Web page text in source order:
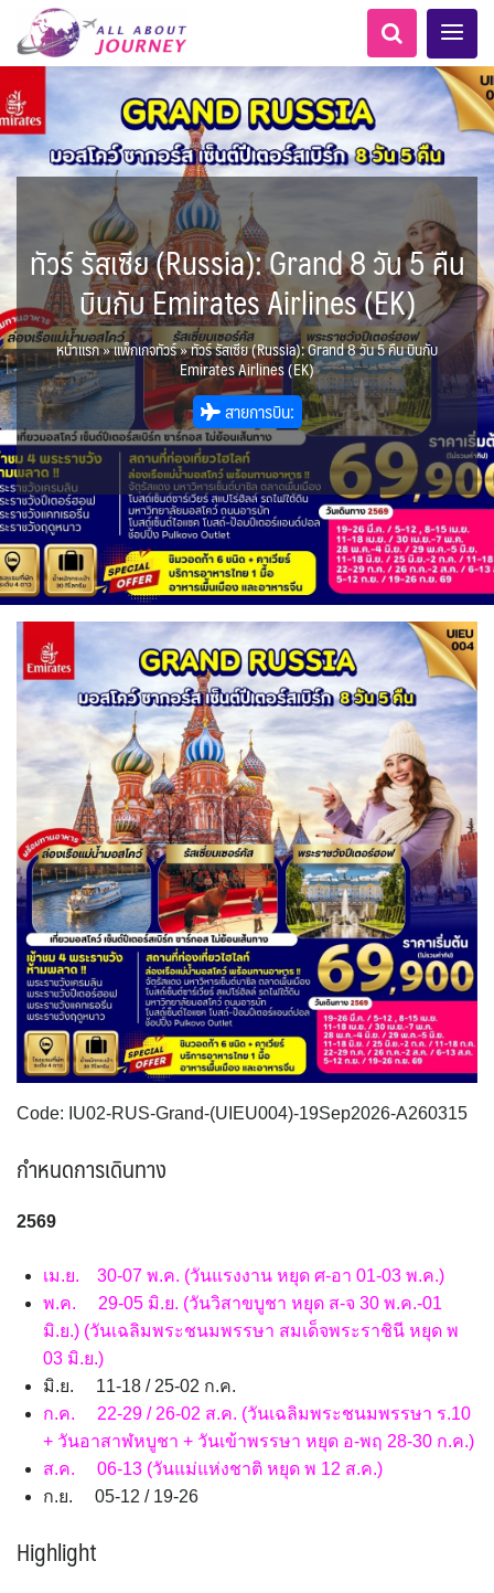
เอเชียกลาง 6 LKA ศรีลังกา 0
AFG อัฟกานิสถาน 0
LKA ศรีลังกา + BGD บังคลา
ศ
0
BTN ภูฏาน 2
BRN บรูไน 0
KHM กัมพูชา 0 จีน 283
HKG ฮ่องกง - มาเก๊า 10 IND อินเดีย 21
IDN อินโดนีเซีย 3 IRN อิหร่าน 0
IRQ อิรัก 0 ISR อิสราเอล 0
JPN ญี่ปุ่น 70 JOR จอร์แดน 4
KAZ คาซัคสถาน 19 KGZ คีร์กีซสถาน 4
KORS เกาหลีใต้ 2 LAO ลาว 0
LBN เลบานอน 0 MYS มาเลเซีย 0
MDV มัลดีฟส์ 0 MNG มองโกเลีย 2
MMR เมียนมาร์ 5 NPL เนปาล 0
OMN โอมาน 0 PAK ปากีสถาน 8
PHL ฟิลิปปินส์ 1 SAU ซาอุดิอาระเบีย 1
SGP สิงคโปร์ 4
SYR ซีเรีย 0 TWN ไต้หวัน 10
TJK ทาจิกิสถาน TKM เติร์กเมนิสถาน 1
ARE ดูไบ, UAE 0 UZB อุซเบกิสถาน 4
ตะวันออกกลาง 0 YEM เยเมน 0
VNM เวียดนาม 35
จอร์แดน - อียิปต์ 4
MNE มอนเตเนโกร 1 แอลเบเนีย - Albania 0
Balkan บอลข่าน 1
สวิตเซอร์แลนด์ เยอรมนี
ฝรั่งเศส
1
ล่าแสงเหนือ-ใต้ 11 Baltic บอลติก 4
ยุโรปตะวันออก 12 ยุโรปราคาถูก 1
ออสเตรีย - Austria 3
AZE อาเซอร์ไบจาน 2 BIH บอสเนีย & เฮอร์เซโกวีนา
1
BLR เบลารุส 0 BEL เบลเยี่ยม 0
HRV โครเอเชีย 3 CYP ไซปรัส 0
CZE เช็ก 0
DNK เดนมาร์ก FIN ฟินแลนด์ 3
FRO หมู่เกาะแฟโร 2 FRA ฝรั่งเศส 1
GEO จอร์เจีย 10 DEU เยอรมนี 3
GRC กรีซ 1 GRL กรีนแลนด์ 3
ISL ไอซ์แลนด์ 4
ITA อิตาลี 9 MDA มอลโดวา 0
MLT มอลต้า 1
NLD เนเธอร์แลนด์ 0 NOR นอร์เวย์ 3
POL โปแลนด์ 3 PRT โปรตุเกส 3
RUS รัสเซีย 3 สแกนดิเนเวีย
ESP สเปน 4
SVN สโลวิเนีย 2 CHE สวิตเซอร์แลนด์
TUR ตุรเคีย 13 UKR ยูเครน 0
UK อังกฤษ+สหราชอาณาจักร
9
ร์ก (BENELUX) 1
อิตาลี สวิส ฝรั่งเศส
อเมริกากลาง 1 อเมริกาใต้ 8
ARG อาร์เจนตินา 3 CAN แคนาดา 3
CUB คิวบา 0 CHL ชิลี 3
ECU เอกวาดอร์ 0 PER เปรู 2
USA สหรัฐอเมริกา 6 บราซิล เปรู 3
เม็กซิโก คิวบา 1 อเมริกา แคนาดา
ทัวร์ ล่องเรือสำราญยุโรป 5 ทัวร์ ล่องเรือสำราญอลาสก้า
1
ทัวร์ ล่องเรือสำราญอเมริกา
1
ทัวร์ ล่องเรือสำราญเอเชีย 0
ทัวร์ ล่องเรือสำราญประเท
ศอื่นๆ
4
ขั้วโลกเหนือ 2 แอฟริกาใต้ - South Africa
3
ตูนีเซีย - Tunisia 1 ไมโครนีเซีย - Micronesia 1
ขั้วโลกใต้ 2
เกาะโบราโบร่า - Bora Bora
0
โมร็อคโค - Morocco 6
แทนซาเนีย - Tanzania
เคนย่า - Kenya 2 นามิเบีย - Namibia 1
นิวซีแลนด์ - New Zealand
11
แอลจีเรีย - Algeria 0 ออสเตรเลีย - Australia 18
ทัวร์ อันซีน ประเทศแปลก 31 ลิเบีย - Libya 1
บราซิล - Brazil 0
เอธิโอเปีย - Ethiopia 0 อียิปต์ - Egypt 11
ล่องเรือดินเนอร์ วันวาเลนไทน์
22
ล่องเรือดินเนอร์วันลอยกระทง
21
ล่องเรือดินเนอร์วันปีใหม่ 22 เรือรอบกลางวัน กทม. 2
ล่องเรือดินเนอร์แม่น้ำ
าพระยา
34
ล่องเรือโปรแกรมอยุธยา 9
ล่องเรือ รอบ Sunset 14
ล่องเรือเหมาลำ / เหมาชั้น /
อยอร์ช / Speed Boat ส่วนตัวทั่ว
ะเทศ
255
เรือยอร์ช / Speed Boat ฯลฯ
บ Join ทั่วประเทศ
72
ตั๋วสวนสนุก 0 บุฟเฟต์โรงแรม/ร้านอาหาร 2
บุฟเฟต์ใบหยก 7 ไทยบัสฟู้ดทัวร์ 1
ตั๋วเรือ Hop-on Hop-off 0
โปรแกรมทัวร์ทั่วไทย 0 แต่งชุดไทยถ่ายรูปวัดอรุณฯ
1
พิเศษ! ล่องเรือเทศกาลชมพลุ
ยา
1
ห้องพักราคาพิเศษ 3
ข่าวที่น่าสนใจ
ความรู้ทั่วไป
สถานที่ท่องเที่ยว
ทัวร์ รัสเซีย (Russia): Grand 8 วัน 5 คืน
บินกับ Emirates Airlines (EK)
หน้าแรก»แพ็กเกจทัวร์»ทัวร์ รัสเซีย (Russia): Grand 8 วัน 5 คืน บินกับ
Emirates Airlines (EK)
สายการบิน:
Code: IU02-RUS-Grand-(UIEU004)-19Sep2026-A260315
กำหนดการเดินทาง
2569
เม.ย. 30-07 พ.ค. (วันแรงงาน หยุด ศ-อา 01-03 พ.ค.)
พ.ค. 29-05 มิ.ย. (วันวิสาขบูชา หยุด ส-จ 30 พ.ค.-01
มิ.ย.) (วันเฉลิมพระชนมพรรษา สมเด็จพระราชินี หยุด พ
03 มิ.ย.)
มิ.ย. 11-18 / 25-02 ก.ค.
ก.ค. 22-29 / 26-02 ส.ค. (วันเฉลิมพระชนมพรรษา ร.10
+ วันอาสาฬหบูชา + วันเข้าพรรษา หยุด อ-พฤ 28-30 ก.ค.)
ส.ค. 06-13 (วันแม่แห่งชาติ หยุด พ 12 ส.ค.)
ก.ย. 05-12 / 19-26
Highlight